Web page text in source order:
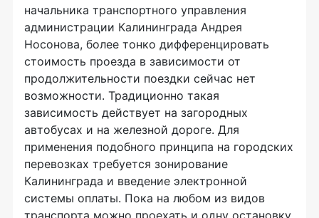
начальника транспортного управления
администрации Калининграда Андрея
Носонова, более тонко дифференцировать
стоимость проезда в зависимости от
продолжительности поездки сейчас нет
возможности. Традиционно такая
зависимость действует на загородных
автобусах и на железной дороге. Для
применения подобного принципа на городских
перевозках требуется зонирование
Калининграда и введение электронной
системы оплаты. Пока на любом из видов
транспорта можно проехать и одну остановку,